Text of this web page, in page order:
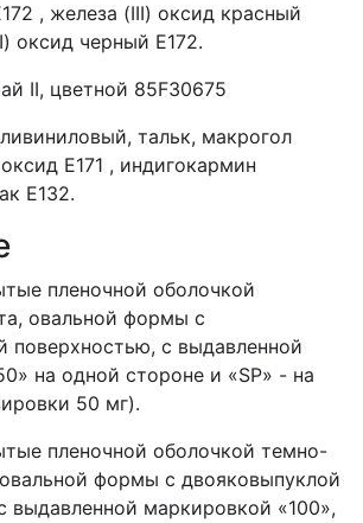
, железа (III) оксид красный
оксид черный E172.
II, цветной 85F30675
тальк, макрогол
Е171 , индигокармин
E132.
пленочной оболочкой
овальной формы с
поверхностью, с выдавленной
на одной стороне и «SP» - на
50 мг).
пленочной оболочкой темно-
формы с двояковыпуклой
выдавленной маркировкой «100»,